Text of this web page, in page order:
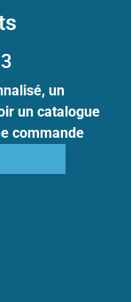
un
un catalogue
commande